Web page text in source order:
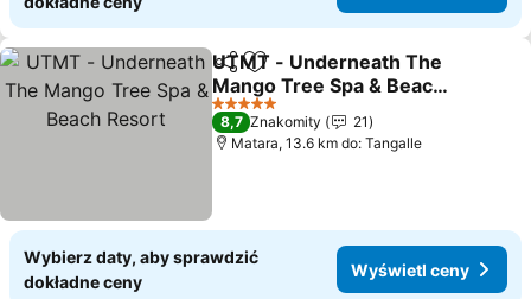
Udostępnij
Dodaj do ulubionych
UTMT - Underneath The
Mango Tree Spa & Beach
Resort
5 Kategoria
8,7 Znakomity
21
Matara, 13.6 km do: Tangalle
Wybierz daty, aby sprawdzić
dokładne ceny
Wyświetl ceny